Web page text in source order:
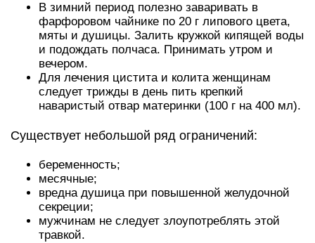
В зимний период полезно заваривать в
фарфоровом чайнике по 20 г липового цвета,
мяты и душицы. Залить кружкой кипящей воды
и подождать полчаса. Принимать утром и
вечером.
Для лечения цистита и колита женщинам
следует трижды в день пить крепкий
наваристый отвар материнки (100 г на 400 мл).
Существует небольшой ряд ограничений:
беременность;
месячные;
вредна душица при повышенной желудочной
секреции;
мужчинам не следует злоупотреблять этой
травкой.